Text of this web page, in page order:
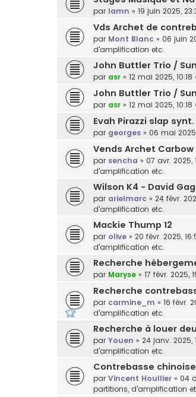
par lamn » 19 juin 2025,
Vds Archet de
par Mont Blanc » 06 juin
d'amplification etc.
John Buttler Trio /
par asr » 12 mai 2025, 10:18
John Buttler Trio /
par asr » 12 mai 2025, 10:18
Evah Pirazzi slap synt.
par georges » 06 mai
Vends Archet Carbow
par sencha » 07 avr. 2025,
d'amplification etc.
Wilson K4 - David
par arielmarc » 24 févr.
d'amplification etc.
Mackie Thump 12
par olive » 20 févr. 2025,
d'amplification etc.
Recherche
par Maryse » 17 févr. 2025,
Recherche
par carmine_m » 16 févr.
d'amplification etc.
Recherche à louer
par Youen » 24 janv. 2025,
d'amplification etc.
Contrebasse
par Vincent Houllier » 04
partitions, d'amplification